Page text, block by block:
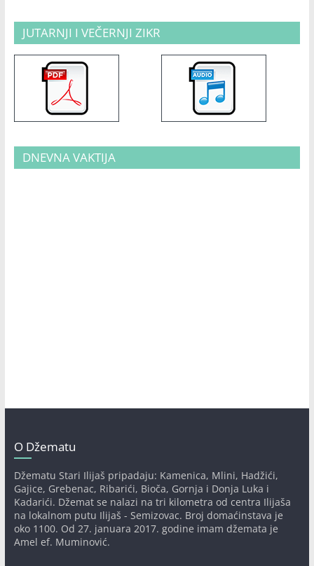
JUTARNJI I VEČERNJI ZIKR
DNEVNA VAKTIJA
O Džematu
Džematu Stari Ilijaš pripadaju: Kamenica, Mlini, Hadžići,
Gajice, Grebenac, Ribarići, Bioča, Gornja i Donja Luka i
Kadarići. Džemat se nalazi na tri kilometra od centra Ilijaša
na lokalnom putu Ilijaš - Semizovac. Broj domaćinstava je
oko 1100. Od 27. januara 2017. godine imam džemata je
Amel ef. Muminović.